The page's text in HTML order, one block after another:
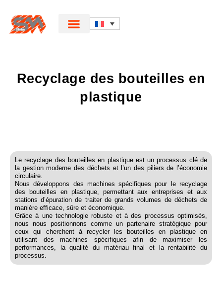
Recyclage des bouteilles en
plastique
Le recyclage des bouteilles en plastique est un processus clé de
la gestion moderne des déchets et l’un des piliers de l’économie
circulaire.
Nous développons des machines spécifiques pour le recyclage
des bouteilles en plastique, permettant aux entreprises et aux
stations d’épuration de traiter de grands volumes de déchets de
manière efficace, sûre et économique.
Grâce à une technologie robuste et à des processus optimisés,
nous nous positionnons comme un partenaire stratégique pour
ceux qui cherchent à recycler les bouteilles en plastique en
utilisant des machines spécifiques afin de maximiser les
performances, la qualité du matériau final et la rentabilité du
processus.